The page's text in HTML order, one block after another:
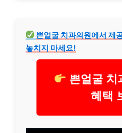
쁜얼굴 치과의원에서 제
놓치지 마세요!
쁜얼굴 치
혜택